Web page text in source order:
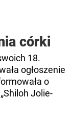
córki
18.
ogłoszenie
o
Jolie-